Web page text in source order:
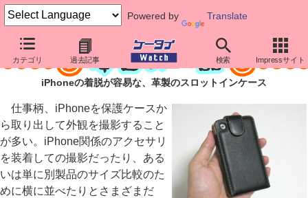
Powered by Translate
カテゴリ 過去記事 検索 Impressサイト
iPhoneの着脱が容易な、革製のスロットインケース
仕事柄、iPhoneを保護ケースか
ら取り出して外観を撮影すること
が多い。iPhone関係のアクセサリ
を装着しての撮影だったり、ある
いは単に別製品のサイズ比較のた
めに横に並べたりとさまざまだ